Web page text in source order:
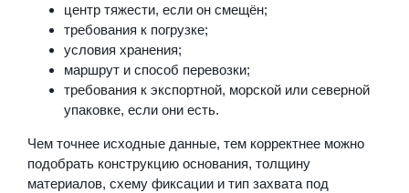
центр тяжести, если он смещён;
требования к погрузке;
условия хранения;
маршрут и способ перевозки;
требования к экспортной, морской или северной
упаковке, если они есть.
Чем точнее исходные данные, тем корректнее можно
подобрать конструкцию основания, толщину
материалов, схему фиксации и тип захвата под